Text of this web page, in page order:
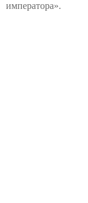
императора».